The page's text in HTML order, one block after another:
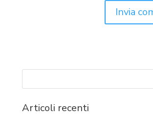
Articoli recenti